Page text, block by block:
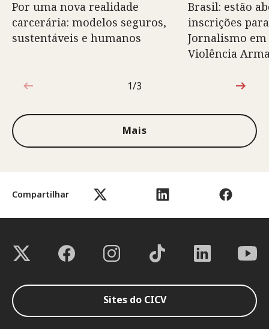
Compartilhar
Por uma nova realidade
carcerária: modelos seguros,
sustentáveis e humanos
Brasil: estão
inscrições
Jornalismo
Violência
1 de 3
1/3
Mais
Sites do CICV